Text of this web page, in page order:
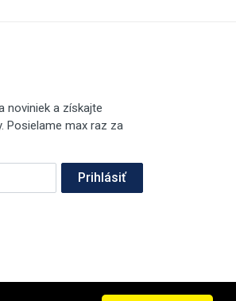
noviniek a získajte
Posielame max raz za
Prihlásiť